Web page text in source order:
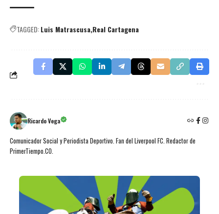
TAGGED:Luis Matrascusa Real Cartagena
Ricardo Vega
Comunicador Social y Periodista Deportivo. Fan del Liverpool FC. Redactor de
PrimerTiempo.CO.